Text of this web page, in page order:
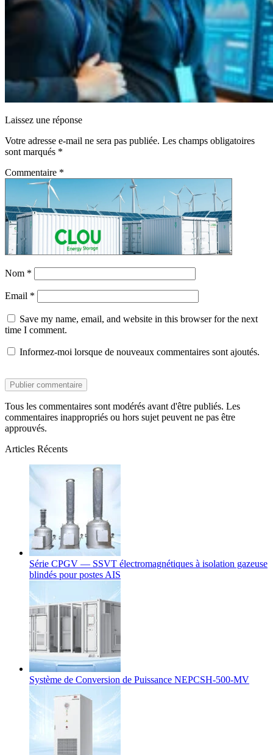
Laissez une réponse
Votre adresse e-mail ne sera pas publiée. Les champs obligatoires
sont marqués *
Commentaire *
Nom *
Email *
Save my name, email, and website in this browser for the next
time I comment.
Informez-moi lorsque de nouveaux commentaires sont ajoutés.
Tous les commentaires sont modérés avant d'être publiés. Les
commentaires inappropriés ou hors sujet peuvent ne pas être
approuvés.
Articles Récents
Série CPGV — SSVT électromagnétiques à isolation gazeuse
blindés pour postes AIS
Système de Conversion de Puissance NEPCSH-500-MV